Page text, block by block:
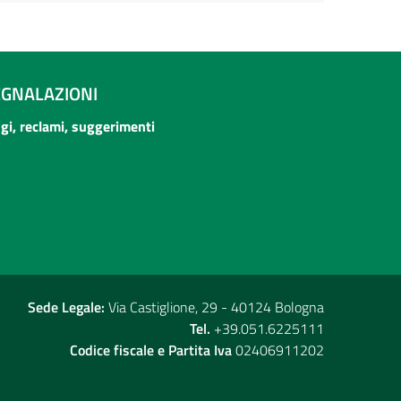
reclami, suggerimenti
Sede Legale: Via Castiglione, 29 - 40124 Bologna
Tel. +39.051.6225111
Codice fiscale e Partita Iva02406911202